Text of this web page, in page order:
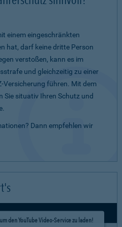
einem eingeschränkten
hat, darf keine dritte Person
verstoßen, kann es im
und gleichzeitig zu einer
Versicherung führen. Mit dem
Sie situativ Ihren Schutz und
Dann empfehlen wir
den YouTube Video-Service zu laden!